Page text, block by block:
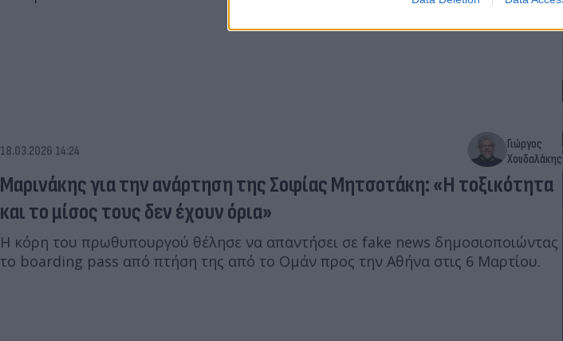
18.03.2026 14:24
Γιώργος
Χουδαλάκης
Μαρινάκης για την ανάρτηση της Σοφίας Μητσοτάκη: «Η τοξικότητα
και το μίσος τους δεν έχουν όρια»
Η κόρη του πρωθυπουργού θέλησε να απαντήσει σε fake news δημοσιοποιώντας
το boarding pass από πτήση της από το Ομάν προς την Αθήνα στις 6 Μαρτίου.